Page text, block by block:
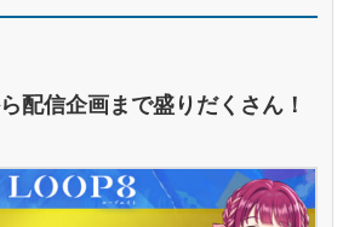
配信企画まで盛りだくさん！